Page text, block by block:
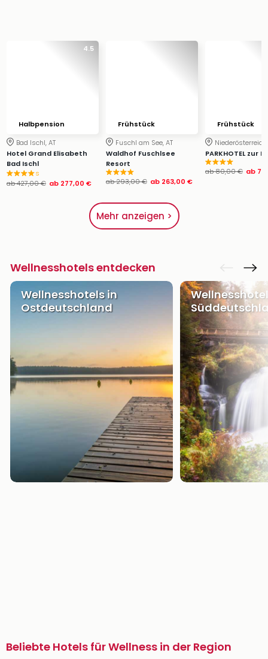
4.5
Halbpension
Bad Ischl, AT
Hotel Grand Elisabeth
Bad Ischl
s
ab427,00 € ab 277,00 €
Frühstück
Fuschl am See, AT
Waldhof Fuschlsee
Resort
ab293,00 € ab 263,00 €
Frühstück
PARKHOTEL zur
ab80,00 € ab
Mehr anzeigen >
Wellnesshotels entdecken
Wellnesshotels in
Ostdeutschland
Beliebte Hotels für Wellness in der Region